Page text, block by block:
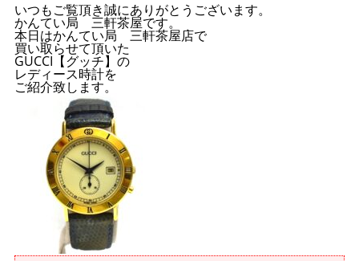
いつもご覧頂き誠にありがとうございます。
かんてい局 三軒茶屋です。
本日はかんてい局 三軒茶屋店で
買い取らせて頂いた
GUCCI【グッチ】の
レディース時計を
ご紹介致します。